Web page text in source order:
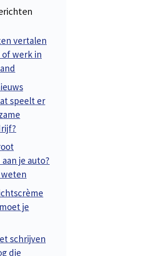
vertalen
werk in
speelt er
je auto?
je
schrijven
die